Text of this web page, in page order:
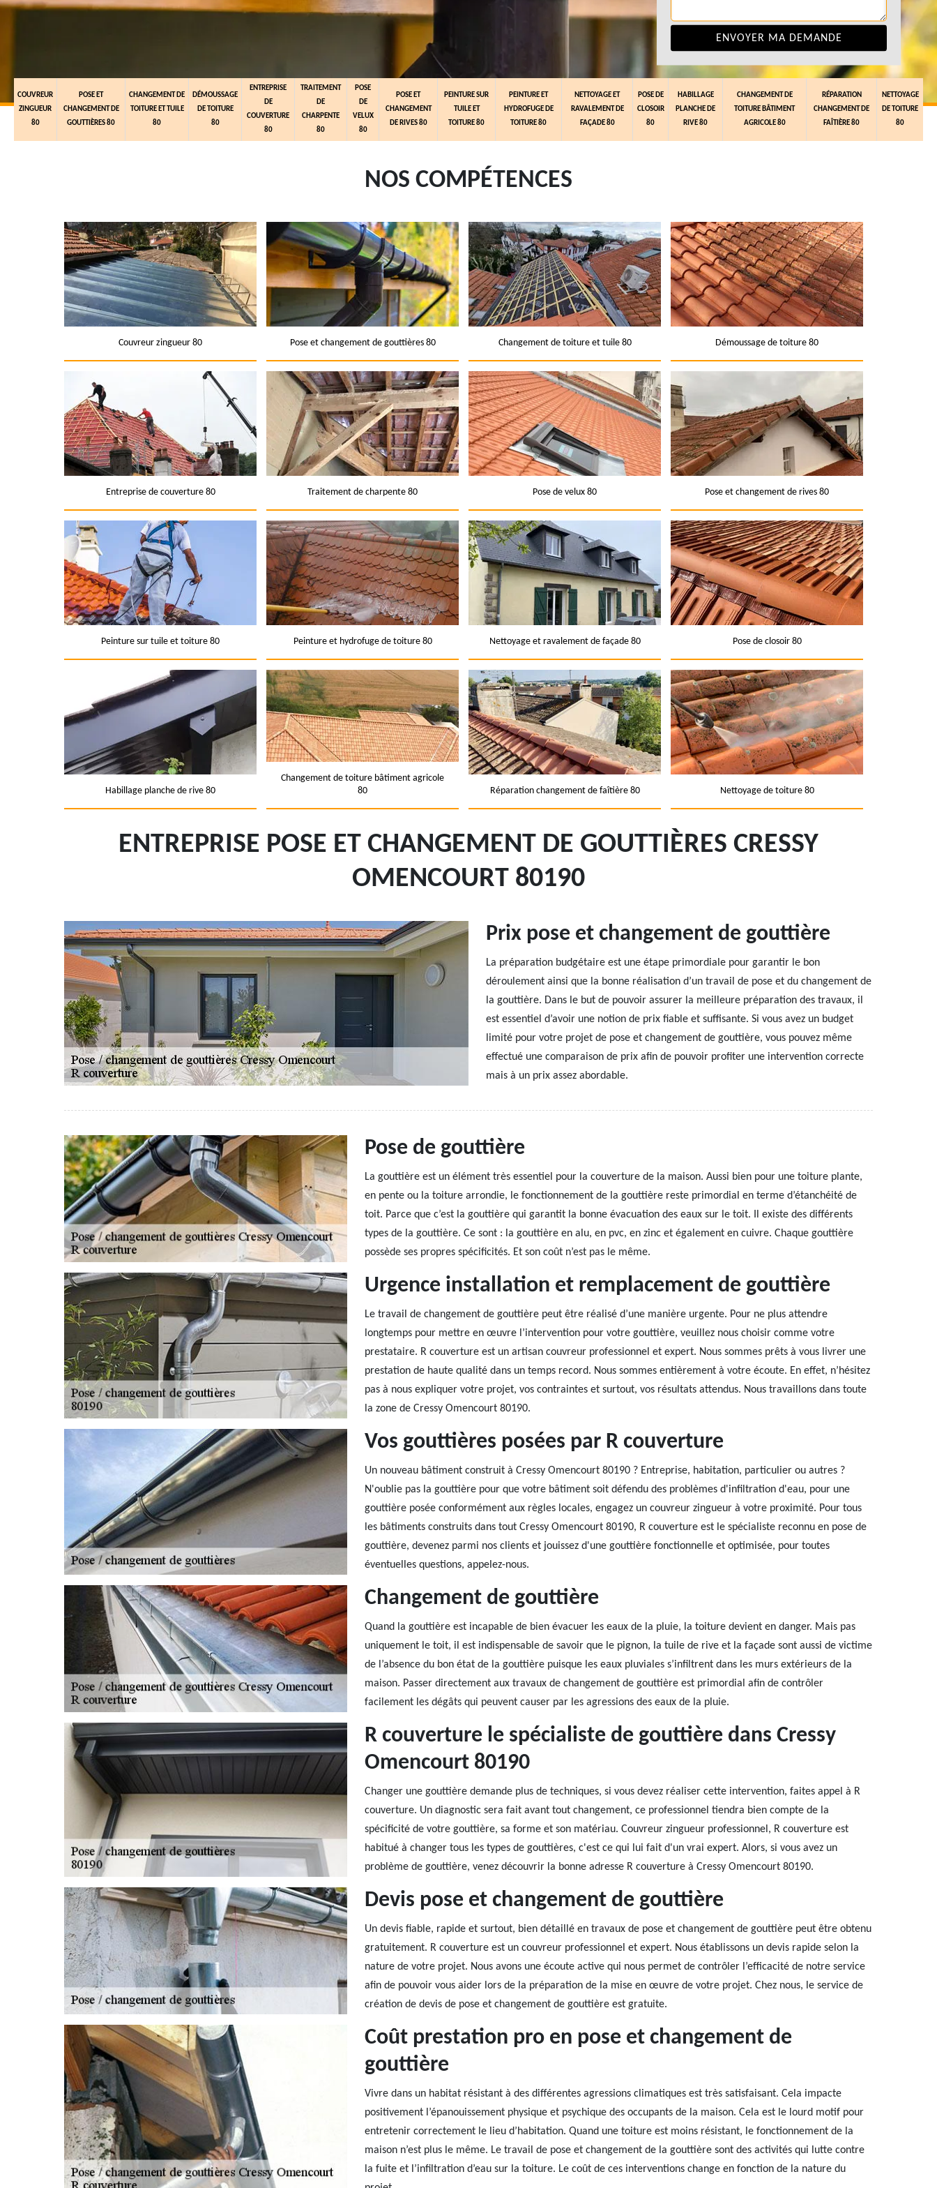
COUVREUR
ZINGUEUR
80
POSE ET
CHANGEMENT DE
GOUTTIÈRES 80
CHANGEMENT DE
TOITURE ET TUILE
80
DÉMOUSSAGE
DE TOITURE
80
ENTREPRISE
DE
COUVERTURE
80
TRAITEMENT
DE
CHARPENTE
80
POSE
DE
VELUX
80
POSE ET
CHANGEMENT
DE RIVES 80
PEINTURE SUR
TUILE ET
TOITURE 80
PEINTURE ET
HYDROFUGE DE
TOITURE 80
NETTOYAGE ET
RAVALEMENT DE
FAÇADE 80
POSE DE
CLOSOIR
80
HABILLAGE
PLANCHE DE
RIVE 80
CHANGEMENT DE
TOITURE BÂTIMENT
AGRICOLE 80
RÉPARATION
CHANGEMENT DE
FAÎTIÈRE 80
NETTOYAGE
DE TOITURE
80
NOS COMPÉTENCES
Couvreur zingueur 80 Pose et changement de gouttières 80 Changement de toiture et tuile 80 Démoussage de toiture 80
Entreprise de couverture 80 Traitement de charpente 80 Pose de velux 80 Pose et changement de rives 80
Peinture sur tuile et toiture 80 Peinture et hydrofuge de toiture 80 Nettoyage et ravalement de façade 80 Pose de closoir 80
Habillage planche de rive 80
Changement de toiture bâtiment agricole
80
Réparation changement de faîtière 80 Nettoyage de toiture 80
ENTREPRISE POSE ET CHANGEMENT DE GOUTTIÈRES CRESSY
OMENCOURT 80190
Prix pose et changement de gouttière
La préparation budgétaire est une étape primordiale pour garantir le bon
déroulement ainsi que la bonne réalisation d’un travail de pose et du changement de
la gouttière. Dans le but de pouvoir assurer la meilleure préparation des travaux, il
est essentiel d’avoir une notion de prix fiable et suffisante. Si vous avez un budget
limité pour votre projet de pose et changement de gouttière, vous pouvez même
effectué une comparaison de prix afin de pouvoir profiter une intervention correcte
mais à un prix assez abordable.
Pose de gouttière
La gouttière est un élément très essentiel pour la couverture de la maison. Aussi bien pour une toiture plante,
en pente ou la toiture arrondie, le fonctionnement de la gouttière reste primordial en terme d’étanchéité de
toit. Parce que c’est la gouttière qui garantit la bonne évacuation des eaux sur le toit. Il existe des différents
types de la gouttière. Ce sont : la gouttière en alu, en pvc, en zinc et également en cuivre. Chaque gouttière
possède ses propres spécificités. Et son coût n’est pas le même.
Urgence installation et remplacement de gouttière
Le travail de changement de gouttière peut être réalisé d’une manière urgente. Pour ne plus attendre
longtemps pour mettre en œuvre l’intervention pour votre gouttière, veuillez nous choisir comme votre
prestataire. R couverture est un artisan couvreur professionnel et expert. Nous sommes prêts à vous livrer une
prestation de haute qualité dans un temps record. Nous sommes entièrement à votre écoute. En effet, n’hésitez
pas à nous expliquer votre projet, vos contraintes et surtout, vos résultats attendus. Nous travaillons dans toute
la zone de Cressy Omencourt 80190.
Vos gouttières posées par R couverture
Un nouveau bâtiment construit à Cressy Omencourt 80190 ? Entreprise, habitation, particulier ou autres ?
N'oublie pas la gouttière pour que votre bâtiment soit défendu des problèmes d'infiltration d'eau, pour une
gouttière posée conformément aux règles locales, engagez un couvreur zingueur à votre proximité. Pour tous
les bâtiments construits dans tout Cressy Omencourt 80190, R couverture est le spécialiste reconnu en pose de
gouttière, devenez parmi nos clients et jouissez d'une gouttière fonctionnelle et optimisée, pour toutes
éventuelles questions, appelez-nous.
Changement de gouttière
Quand la gouttière est incapable de bien évacuer les eaux de la pluie, la toiture devient en danger. Mais pas
uniquement le toit, il est indispensable de savoir que le pignon, la tuile de rive et la façade sont aussi de victime
de l’absence du bon état de la gouttière puisque les eaux pluviales s’infiltrent dans les murs extérieurs de la
maison. Passer directement aux travaux de changement de gouttière est primordial afin de contrôler
facilement les dégâts qui peuvent causer par les agressions des eaux de la pluie.
R couverture le spécialiste de gouttière dans Cressy
Omencourt 80190
Changer une gouttière demande plus de techniques, si vous devez réaliser cette intervention, faites appel à R
couverture. Un diagnostic sera fait avant tout changement, ce professionnel tiendra bien compte de la
spécificité de votre gouttière, sa forme et son matériau. Couvreur zingueur professionnel, R couverture est
habitué à changer tous les types de gouttières, c'est ce qui lui fait d'un vrai expert. Alors, si vous avez un
problème de gouttière, venez découvrir la bonne adresse R couverture à Cressy Omencourt 80190.
Devis pose et changement de gouttière
Un devis fiable, rapide et surtout, bien détaillé en travaux de pose et changement de gouttière peut être obtenu
gratuitement. R couverture est un couvreur professionnel et expert. Nous établissons un devis rapide selon la
nature de votre projet. Nous avons une écoute active qui nous permet de contrôler l’efficacité de notre service
afin de pouvoir vous aider lors de la préparation de la mise en œuvre de votre projet. Chez nous, le service de
création de devis de pose et changement de gouttière est gratuite.
Coût prestation pro en pose et changement de
gouttière
Vivre dans un habitat résistant à des différentes agressions climatiques est très satisfaisant. Cela impacte
positivement l’épanouissement physique et psychique des occupants de la maison. Cela est le lourd motif pour
entretenir correctement le lieu d’habitation. Quand une toiture est moins résistant, le fonctionnement de la
maison n’est plus le même. Le travail de pose et changement de la gouttière sont des activités qui lutte contre
la fuite et l’infiltration d’eau sur la toiture. Le coût de ces interventions change en fonction de la nature du